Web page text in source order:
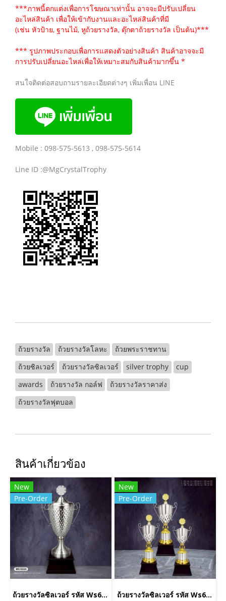
***ภาพนี้ตกแต่งเพื่อการโฆษณาเท่านั้น อาจจะมีปรับเปลี่ยน
อะไหล่สินค้า เพื่อให้เข้ากับงานและอะไหล่สินค้าที่มี
(เช่น หัวป้าย, ฐานไม้, หูถ้วยรางวัล, ตุ๊กตาถ้วยรางวัล เป็นต้น)***
*** รูปภาพประกอบเพื่อการแสดงตัวอย่างสินค้า สินค้าอาจจะมี
การปรับเปลี่ยนอะไหล่เพื่อให้เหมาะสมกับสินค้ามากขึ้น *
สนใจติดต่อสอบถามรายละเอียดต่างๆ เพิ่มเพื่อน LINE
Mobile : 098-575-5613 , 098-575-5614
Line ID :@MgCrystalTrophy
ถ้วยรางวัล ถ้วยรางวัลโลหะ
ถ้วยพระราชทาน
ถ้วยซิลเวอร์
ถ้วยรางวัลซิลเวอร์ silver trophy
cup
awards
ถ้วยรางวัล กอล์ฟ
ถ้วยรางวัลราคาส่ง
ถ้วยรางวัลฟุตบอล
สินค้าเกี่ยวข้อง
New
Pre-Order
ถ้วยรางวัลซิลเวอร์ รหัส Ws6224
New
Pre-Order
ถ้วยรางวัลซิลเวอร์ รหัส Ws6231